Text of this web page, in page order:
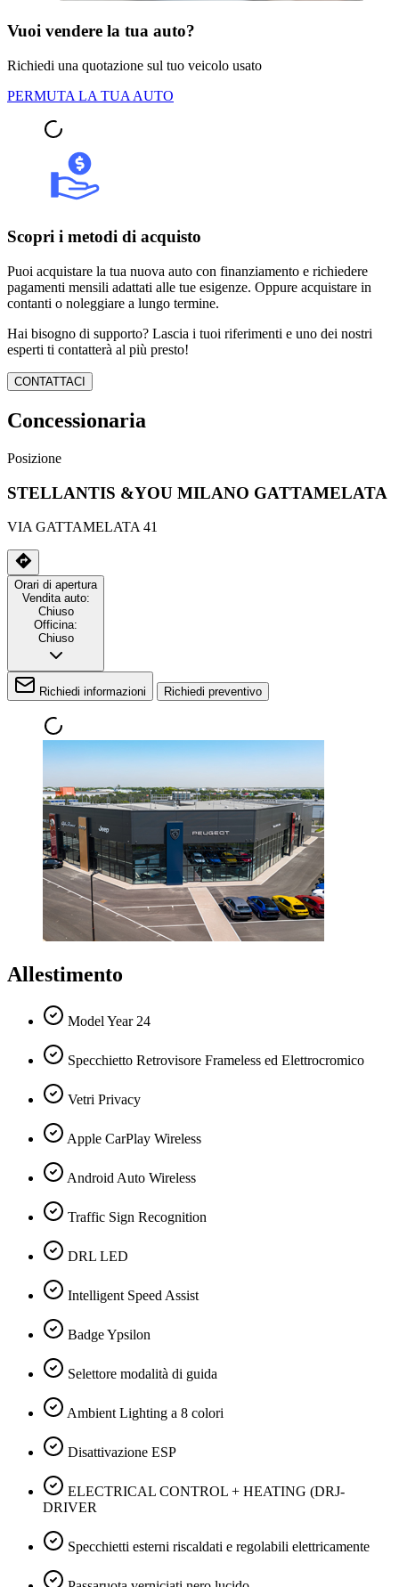
Vuoi vendere la tua auto?
Richiedi una quotazione sul tuo veicolo usato
PERMUTA LA TUA AUTO
Scopri i metodi di acquisto
Puoi acquistare la tua nuova auto con finanziamento e richiedere
pagamenti mensili adattati alle tue esigenze. Oppure acquistare in
contanti o noleggiare a lungo termine.
Hai bisogno di supporto? Lascia i tuoi riferimenti e uno dei nostri
esperti ti contatterà al più presto!
CONTATTACI
Concessionaria
Posizione
STELLANTIS &YOU MILANO GATTAMELATA
VIA GATTAMELATA 41
Orari di apertura
Vendita auto:
Chiuso
Officina:
Chiuso
Richiedi informazioni Richiedi preventivo
Allestimento
Model Year 24
Specchietto Retrovisore Frameless ed Elettrocromico
Vetri Privacy
Apple CarPlay Wireless
Android Auto Wireless
Traffic Sign Recognition
DRL LED
Intelligent Speed Assist
Badge Ypsilon
Selettore modalità di guida
Ambient Lighting a 8 colori
Disattivazione ESP
ELECTRICAL CONTROL + HEATING (DRJ-
DRIVER
Specchietti esterni riscaldati e regolabili elettricamente